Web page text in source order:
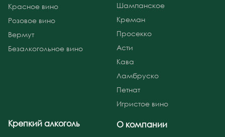
Красное вино
Розовое вино
Вермут
Безалкогольное вино
Шампанское
Креман
Просекко
Асти
Кава
Ламбруско
Петнат
Игристое вино
Крепкий алкоголь О компании